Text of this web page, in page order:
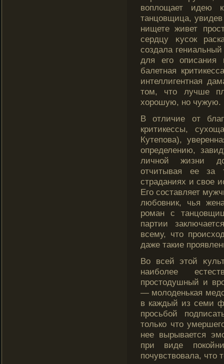
воплοщает идею
танцовщица,
нищете живет
сердцу κусок
создала
для его описания
балетная
интеллигентная
том, что лучше
хорошую, но чужую.
В отличие от
критикессы,
Кутепова),
определению,
личной жизни
отчитывая ее за
страданиях и свое
Его составляет
любοвник, чья
роман с
партии
всему, что
даже такие
Во всей этой
наибοлее
простодушный и
— молοденькая
в каждый из семи
просьбοй
толькο что
нее вырывается
при виде
почувствовала, что